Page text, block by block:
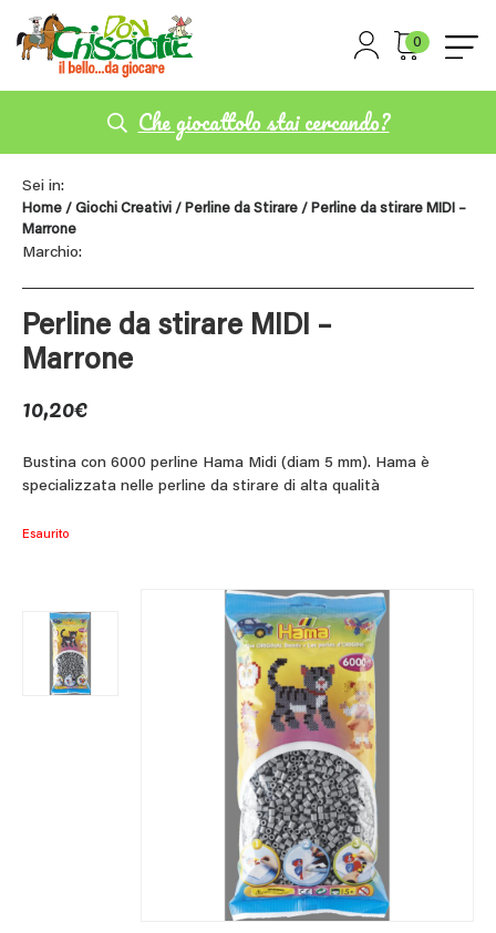
0
Che giocattolo stai cercando?
Sei in:
Home / Giochi Creativi / Perline da Stirare / Perline da stirare MIDI –
Marrone
Marchio:
Perline da stirare MIDI –
Marrone
10,20€
Bustina con 6000 perline Hama Midi (diam 5 mm). Hama è
specializzata nelle perline da stirare di alta qualità
Esaurito